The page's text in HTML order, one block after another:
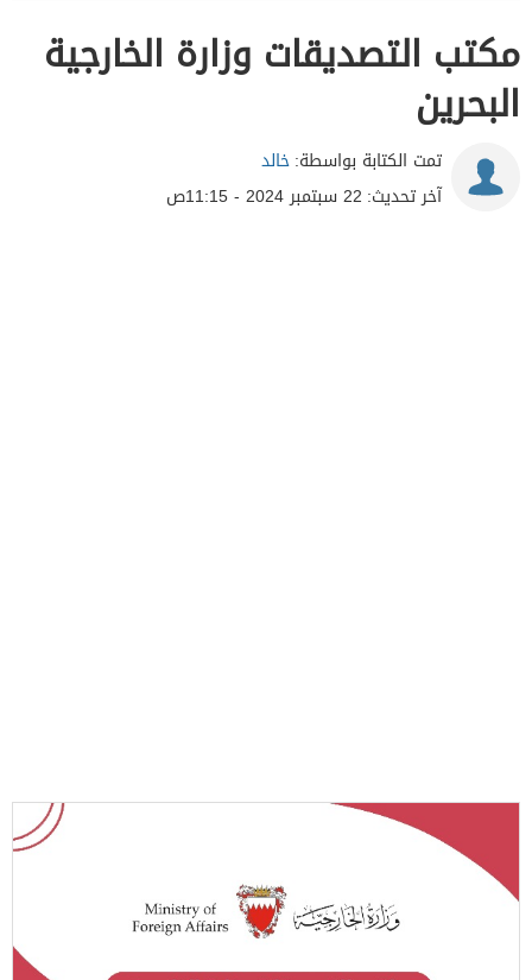
مكتب التصديقات وزارة الخارجية
البحرين
تمت الكتابة بواسطة:خالد
آخر تحديث: 22 سبتمبر 2024 - 11:15ص